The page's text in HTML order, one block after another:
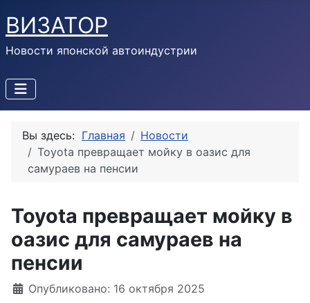
ВИЗАТОР
Новости японской автоиндустрии
Вы здесь: Главная
Новости
Toyota превращает мойку в оазис для
самураев на пенсии
Toyota превращает мойку в
оазис для самураев на
пенсии
Информация о материале
Опубликовано: 16 октября 2025